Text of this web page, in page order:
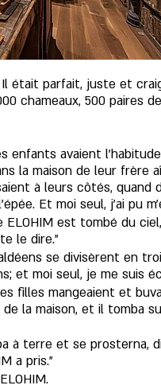
était parfait, juste et
chameaux, 500 paires
avaient
la maison de leur frère
à leurs côtés, quand
Et moi seul, j'ai pu
est tombé du
le dire."
se divisèrent en
et moi seul, je me suis
filles mangeaient et
la maison, et il tomba
à terre et se prosterna,
a pris."